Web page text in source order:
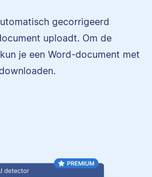
gecorrigeerd
uploadt. Om de
je een Word-document met